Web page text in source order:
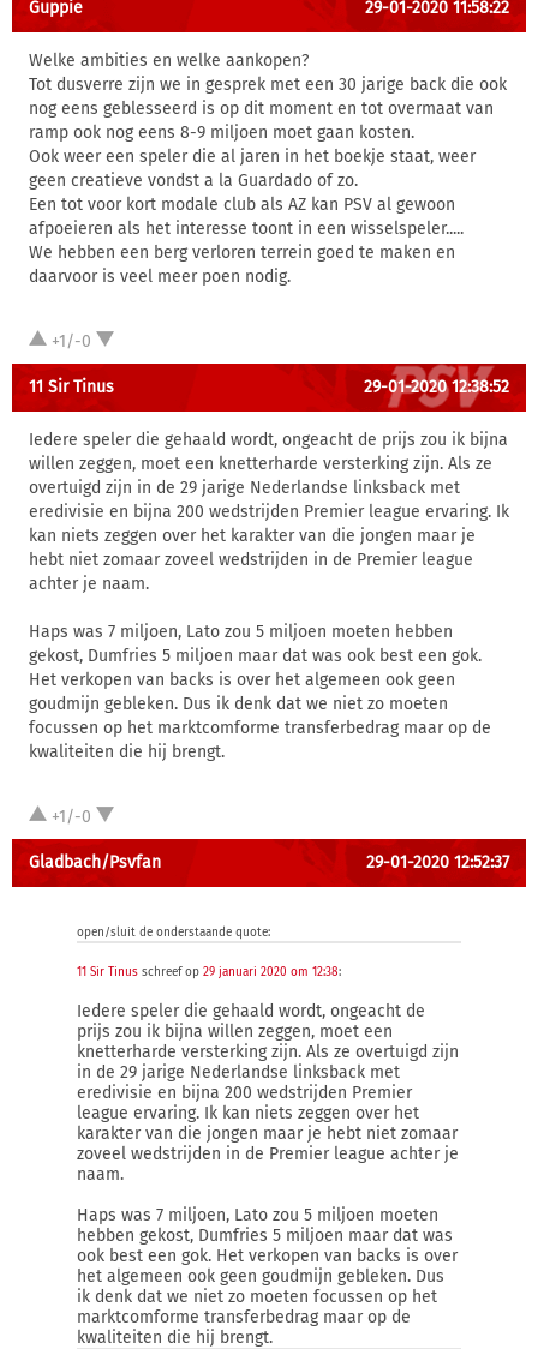
Guppie 29-01-2020 11:58:22
Welke ambities en welke aankopen?
Tot dusverre zijn we in gesprek met een 30 jarige back die ook
nog eens geblesseerd is op dit moment en tot overmaat van
ramp ook nog eens 8-9 miljoen moet gaan kosten.
Ook weer een speler die al jaren in het boekje staat, weer
geen creatieve vondst a la Guardado of zo.
Een tot voor kort modale club als AZ kan PSV al gewoon
afpoeieren als het interesse toont in een wisselspeler.....
We hebben een berg verloren terrein goed te maken en
daarvoor is veel meer poen nodig.
+1/-0
11 Sir Tinus 29-01-2020 12:38:52
Iedere speler die gehaald wordt, ongeacht de prijs zou ik bijna
willen zeggen, moet een knetterharde versterking zijn. Als ze
overtuigd zijn in de 29 jarige Nederlandse linksback met
eredivisie en bijna 200 wedstrijden Premier league ervaring. Ik
kan niets zeggen over het karakter van die jongen maar je
hebt niet zomaar zoveel wedstrijden in de Premier league
achter je naam.
Haps was 7 miljoen, Lato zou 5 miljoen moeten hebben
gekost, Dumfries 5 miljoen maar dat was ook best een gok.
Het verkopen van backs is over het algemeen ook geen
goudmijn gebleken. Dus ik denk dat we niet zo moeten
focussen op het marktcomforme transferbedrag maar op de
kwaliteiten die hij brengt.
+1/-0
Gladbach/Psvfan 29-01-2020 12:52:37
open/sluit de onderstaande quote:
11 Sir Tinus schreef op 29 januari 2020 om 12:38:
Iedere speler die gehaald wordt, ongeacht de
prijs zou ik bijna willen zeggen, moet een
knetterharde versterking zijn. Als ze overtuigd zijn
in de 29 jarige Nederlandse linksback met
eredivisie en bijna 200 wedstrijden Premier
league ervaring. Ik kan niets zeggen over het
karakter van die jongen maar je hebt niet zomaar
zoveel wedstrijden in de Premier league achter je
naam.
Haps was 7 miljoen, Lato zou 5 miljoen moeten
hebben gekost, Dumfries 5 miljoen maar dat was
ook best een gok. Het verkopen van backs is over
het algemeen ook geen goudmijn gebleken. Dus
ik denk dat we niet zo moeten focussen op het
marktcomforme transferbedrag maar op de
kwaliteiten die hij brengt.